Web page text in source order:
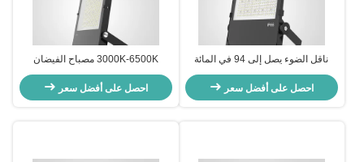
ناقل الضوء يصل إلى 94 في المائة
ضوء الفيضانات LED الخارجي مثالي
لإضاءة المناطق الخارجية
احصل على أفضل سعر
3000K-6500K مصباح الفيضان
المتحول لون 12000lm مضاد للماء
احصل على أفضل سعر